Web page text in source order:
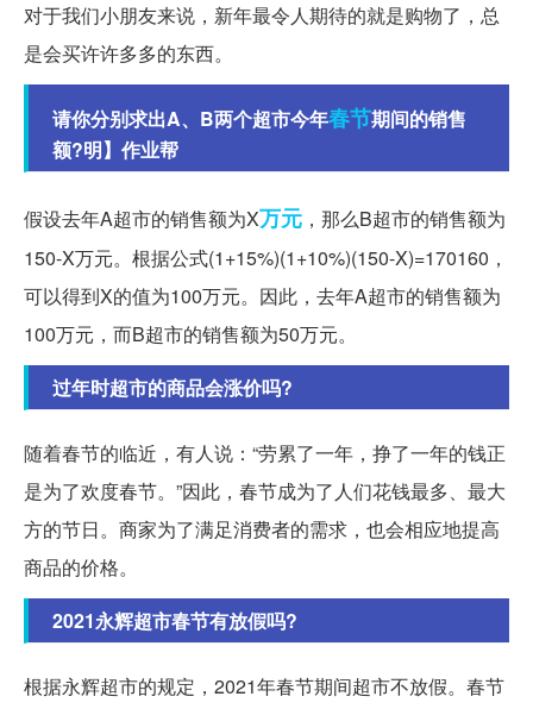
对于我们小朋友来说，新年最令人期待的就是购物了，总
是会买许许多多的东西。
请你分别求出A、B两个超市今年春节期间的销售
额?明】作业帮
假设去年A超市的销售额为X万元 ，那么B超市的销售额为
150-X万元。根据公式(1+15%)(1+10%)(150-X)=170160，
可以得到X的值为100万元。因此，去年A超市的销售额为
100万元，而B超市的销售额为50万元。
过年时超市的商品会涨价吗?
随着春节的临近，有人说：“劳累了一年，挣了一年的钱正
是为了欢度春节。”因此，春节成为了人们花钱最多、最大
方的节日。商家为了满足消费者的需求，也会相应地提高
商品的价格。
2021永辉超市春节有放假吗?
根据永辉超市的规定，2021年春节期间超市不放假。春节